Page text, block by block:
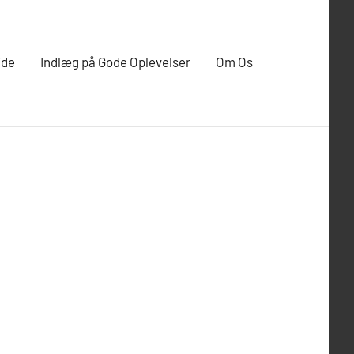
Indlæg på Gode Oplevelser Om Os